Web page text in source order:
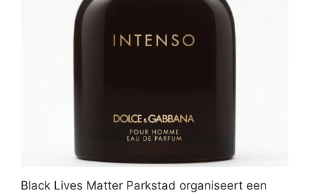
Black Lives Matter Parkstad organiseert een